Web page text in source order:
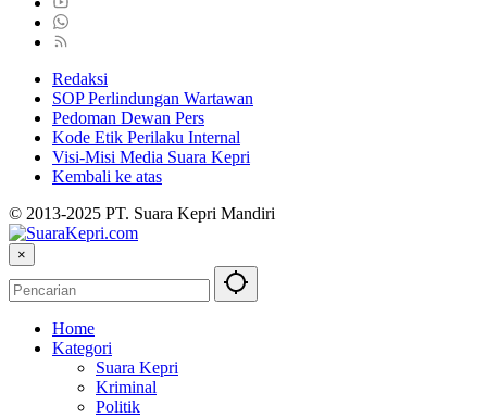
Redaksi
SOP Perlindungan Wartawan
Pedoman Dewan Pers
Kode Etik Perilaku Internal
Visi-Misi Media Suara Kepri
Kembali ke atas
© 2013-2025 PT. Suara Kepri Mandiri
×
Home
Kategori
Suara Kepri
Kriminal
Politik